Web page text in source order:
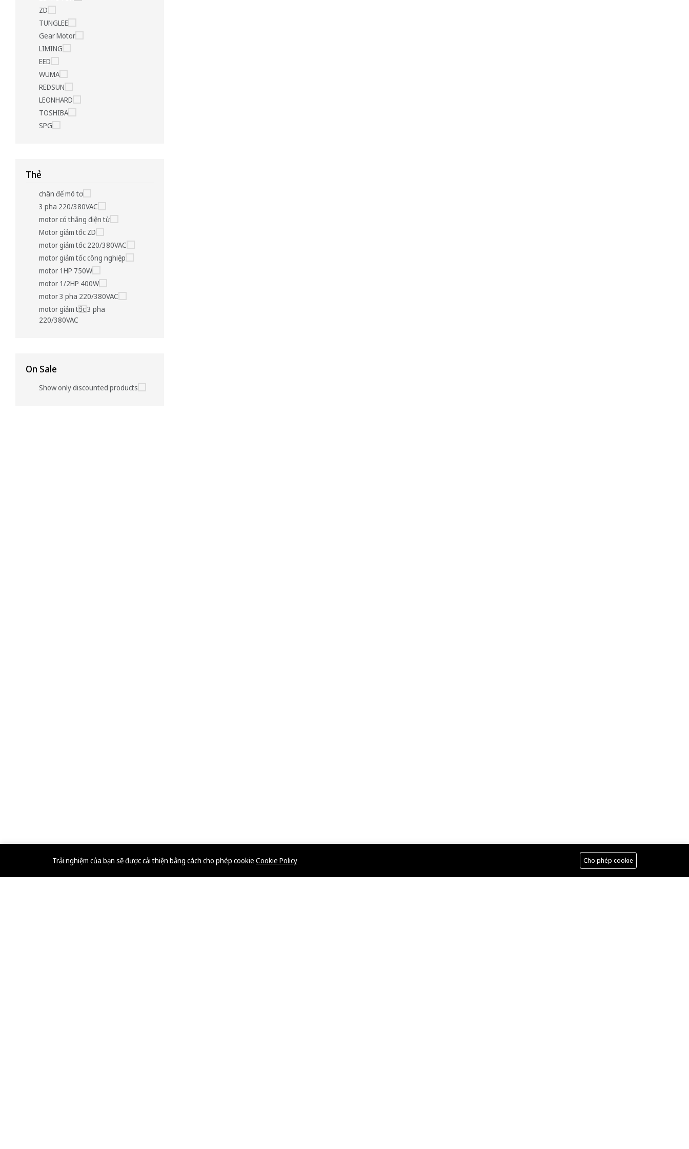
ZD
TUNGLEE
Gear Motor
LIMING
EED
WUMA
REDSUN
LEONHARD
TOSHIBA
SPG
Thẻ
chân đế mô tơ
3 pha 220/380VAC
motor có thắng điện từ
Motor giảm tốc ZD
motor giảm tốc 220/380VAC
motor giảm tốc công nghiệp
motor 1HP 750W
motor 1/2HP 400W
motor 3 pha 220/380VAC
motor giảm tốc 3 pha
220/380VAC
On Sale
Show only discounted products
Trải nghiệm của bạn sẽ được cải thiện bằng cách cho phép cookie Cookie Policy Cho phép cookie